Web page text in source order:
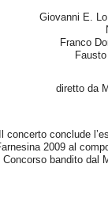
Giovanni E.
Franco
diretto da
Il concerto conclude
2009 al
Concorso bandito dal